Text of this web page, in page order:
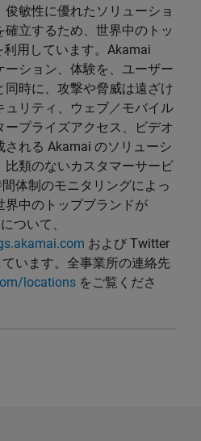
敏性に優れたソリューショ
立するため、世界中のトッ
用しています。Akamai
ション、体験を、ユーザー
時に、攻撃や脅威は遠ざけ
ュリティ、ウェブ／モバイル
プライズアクセス、ビデオ
れる Akamai のソリューシ
比類のないカスタマーサービ
体制のモニタリングによっ
界中のトップブランドが
ついて、
および Twitter
います。全事業所の連絡先
locations をご覧くださ